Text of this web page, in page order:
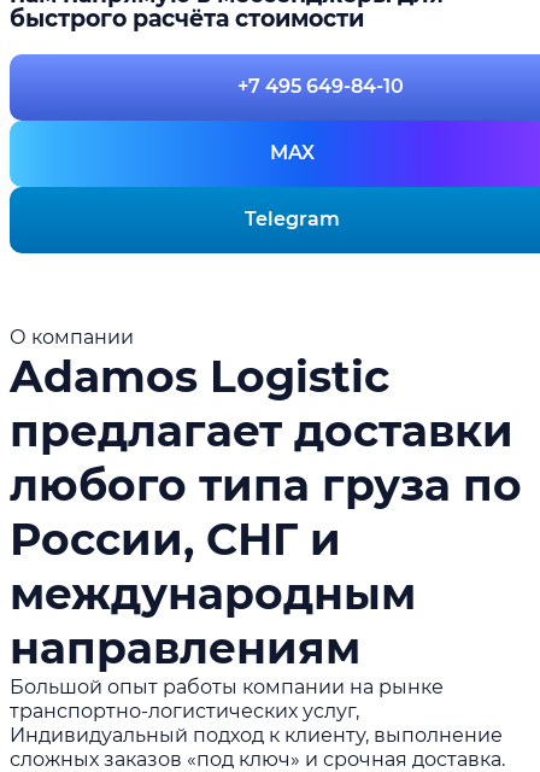
быстрого расчёта стоимости
+7 495 649-84-10
MAX
Telegram
О компании
Adamos Logistic
предлагает доставки
любого типа груза по
России, СНГ и
международным
направлениям
Большой опыт работы компании на рынке
транспортно-логистических услуг,
Индивидуальный подход к клиенту, выполнение
сложных заказов «под ключ» и срочная доставка.